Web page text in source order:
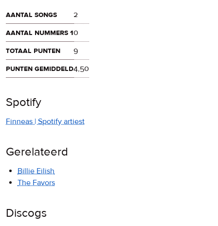
aantal songs
2
aantal nummers 10
totaal punten
9
punten gemiddeld4,50
Spotify
Finneas | Spotify artiest
Gerelateerd
Billie Eilish
The Favors
Discogs